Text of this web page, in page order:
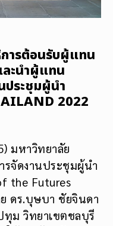
ารต้อนรับผู้แทน
ะนำผู้แทน
ประชุมผู้นำ
2022
มหาวิทยาลัย
รจัดงานประชุมผู้นำ
the Futures
ย ดร.บุษบา ชัยจินดา
ทุม วิทยาเขตชลบุรี